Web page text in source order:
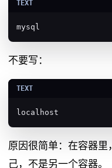
mysql
不要写：
localhost
原因很简单：在容器里，
己，不是另一个容器。